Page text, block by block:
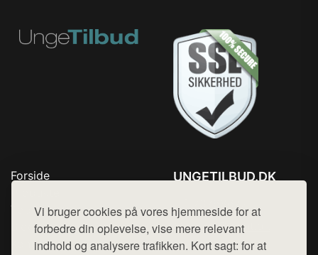
Vi bruger cookies på vores hjemmeside for at
forbedre din oplevelse, vise mere relevant
indhold og analysere trafikken. Kort sagt: for at
Forside
Top Rabatter
Blog
Kontakt
UNGETILBUD.DK
Mail: hej@want.dk